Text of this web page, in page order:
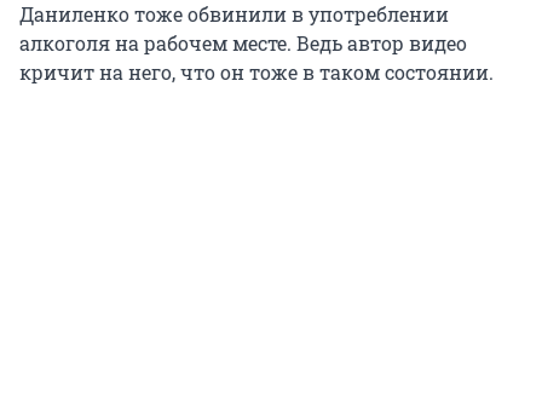
Даниленко тоже обвинили в употреблении
алкоголя на рабочем месте. Ведь автор видео
кричит на него, что он тоже в таком состоянии.